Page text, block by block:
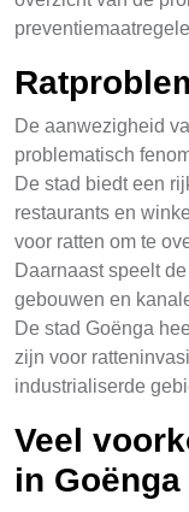
De aanwezigheid
problematisch
De stad biedt een
restaurants en
voor ratten om te
Daarnaast speelt
gebouwen en
De stad Goënga
zijn voor
industrialiserde
Veel
in Goënga